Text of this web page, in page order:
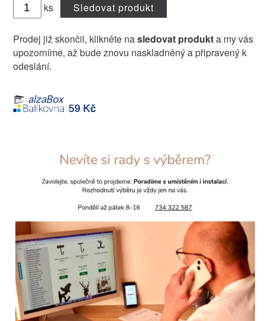
ks Sledovat produkt
Prodej již skončil, klikněte nasledovat produkta my vás
upozorníme, až bude znovu naskladněný a připravený k
odeslání.